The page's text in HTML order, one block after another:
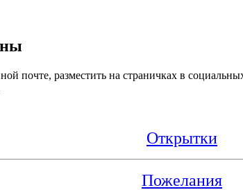
почте, разместить на страничках в
Открытки
Пожелания